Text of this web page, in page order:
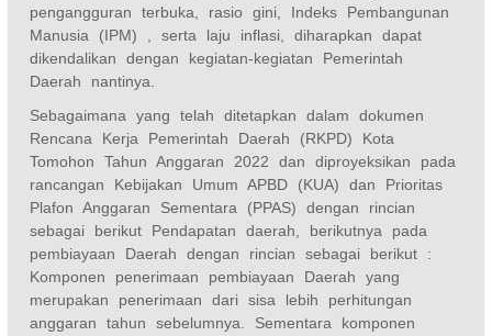
pengangguran terbuka, rasio gini, Indeks Pembangunan
Manusia (IPM) , serta laju inflasi, diharapkan dapat
dikendalikan dengan kegiatan-kegiatan Pemerintah
Daerah nantinya.
Sebagaimana yang telah ditetapkan dalam dokumen
Rencana Kerja Pemerintah Daerah (RKPD) Kota
Tomohon Tahun Anggaran 2022 dan diproyeksikan pada
rancangan Kebijakan Umum APBD (KUA) dan Prioritas
Plafon Anggaran Sementara (PPAS) dengan rincian
sebagai berikut Pendapatan daerah, berikutnya pada
pembiayaan Daerah dengan rincian sebagai berikut :
Komponen penerimaan pembiayaan Daerah yang
merupakan penerimaan dari sisa lebih perhitungan
anggaran tahun sebelumnya. Sementara komponen